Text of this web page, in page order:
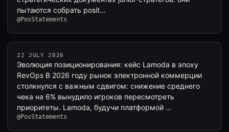
пытаются собрать posit…
@PosStatements
22 JULY 2026
Эволюция позиционирования: кейс Lamoda в эпоху
RevOps В 2026 году рынок электронной коммерции
столкнулся с важным сдвигом: снижение среднего
чека на 6% вынудило игроков пересмотреть
приоритеты. Lamoda, будучи платформой …
@PosStatements